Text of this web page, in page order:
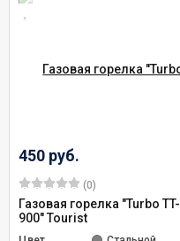
450 руб.
(0)
Газовая горелка "Turbo TT-
900" Tourist